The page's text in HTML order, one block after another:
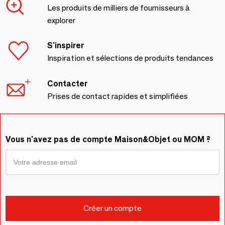
Les produits de milliers de fournisseurs à
explorer
S'inspirer
Inspiration et sélections de produits tendances
Contacter
Prises de contact rapides et simplifiées
Vous n'avez pas de compte Maison&Objet ou MOM ?